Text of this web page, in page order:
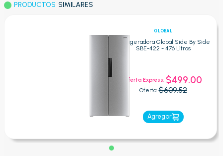
PRODUCTOS SIMILARES
GLOBAL
Refrigeradora Global Side By Side
SBE-422 - 476 Litros
Oferta:$609.52
Oferta Express: $499.00
Agregar